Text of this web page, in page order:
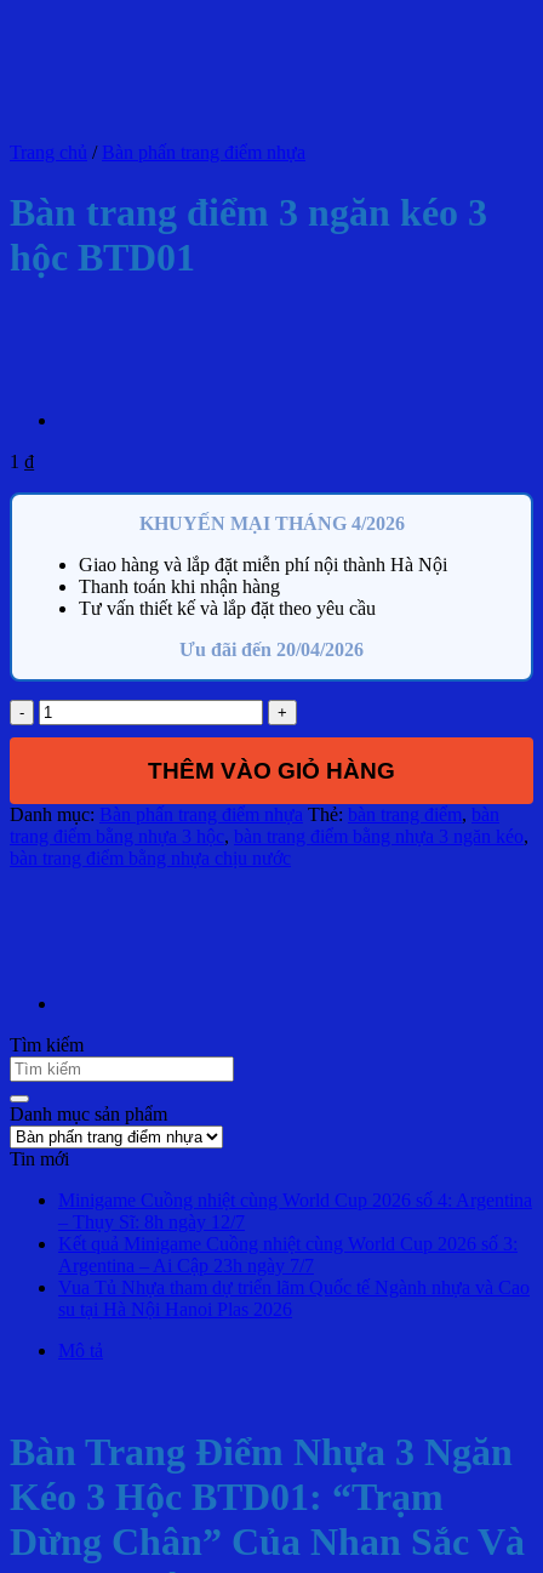
Trang chủ / Bàn phấn trang điểm nhựa
Bàn trang điểm 3 ngăn kéo 3
hộc BTD01
1 ₫
KHUYẾN MẠI THÁNG 4/2026
Giao hàng và lắp đặt miễn phí nội thành Hà Nội
Thanh toán khi nhận hàng
Tư vấn thiết kế và lắp đặt theo yêu cầu
Ưu đãi đến 20/04/2026
Bàn
trang
kéo
3
hộc
THÊM VÀO GIỎ HÀNG
Danh mục: Bàn phấn trang điểm nhựa Thẻ: bàn trang điểm, bàn
trang điểm bằng nhựa 3 hộc, bàn trang điểm bằng nhựa 3 ngăn kéo,
bàn trang điểm bằng nhựa chịu nước
Tìm kiếm
Danh mục sản phẩm
Tin mới
Minigame Cuồng nhiệt cùng World Cup 2026 số 4: Argentina
– Thụy Sĩ: 8h ngày 12/7
Kết quả Minigame Cuồng nhiệt cùng World Cup 2026 số 3:
Argentina – Ai Cập 23h ngày 7/7
Vua Tủ Nhựa tham dự triển lãm Quốc tế Ngành nhựa và Cao
su tại Hà Nội Hanoi Plas 2026
Mô tả
Bàn Trang Điểm Nhựa 3 Ngăn
Kéo 3 Hộc BTD01: “Trạm
Dừng Chân” Của Nhan Sắc Và